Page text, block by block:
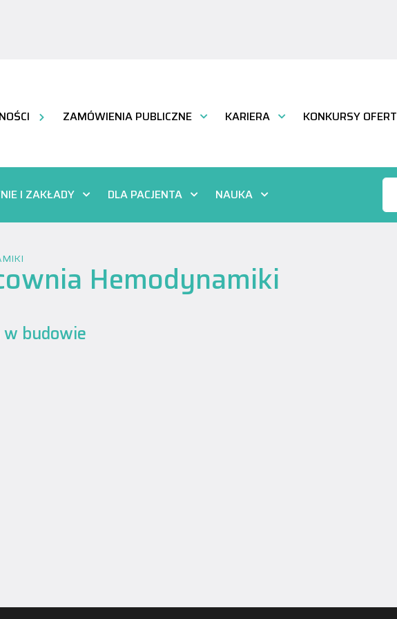
ZAMÓWIENIA PUBLICZNE KARIERA KONKURSY OFERT
I ZAKŁADY DLA PACJENTA NAUKA
Hemodynamiki
budowie